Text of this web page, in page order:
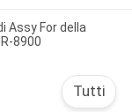
Assy For della
8900
Tutti